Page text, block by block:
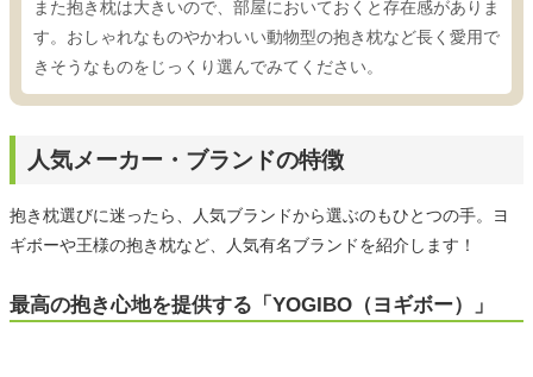
また抱き枕は大きいので、部屋においておくと存在感がありま
す。おしゃれなものやかわいい動物型の抱き枕など長く愛用で
きそうなものをじっくり選んでみてください。
人気メーカー・ブランドの特徴
抱き枕選びに迷ったら、人気ブランドから選ぶのもひとつの手。ヨ
ギボーや王様の抱き枕など、人気有名ブランドを紹介します！
最高の抱き心地を提供する「YOGIBO（ヨギボー）」